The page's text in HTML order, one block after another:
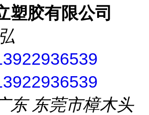
塑胶有限公司
东 东莞市樟木头